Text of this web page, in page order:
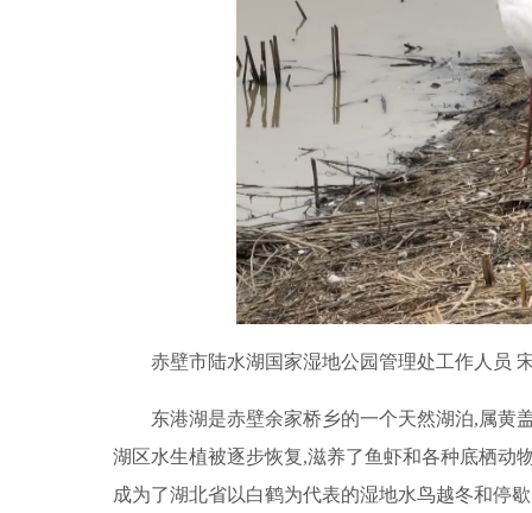
赤壁市陆水湖国家湿地公园管理处工作人员
东港湖是赤壁余家桥乡的一个天然湖泊,属黄
湖区水生植被逐步恢复,滋养了鱼虾和各种底栖动
成为了湖北省以白鹤为代表的湿地水鸟越冬和停